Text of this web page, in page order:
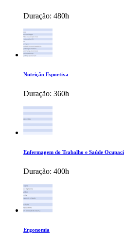
Duração: 480h
Nutrição Esportiva
Duração: 360h
Enfermagem do Trabalho e Saúde
Duração: 400h
Ergonomia